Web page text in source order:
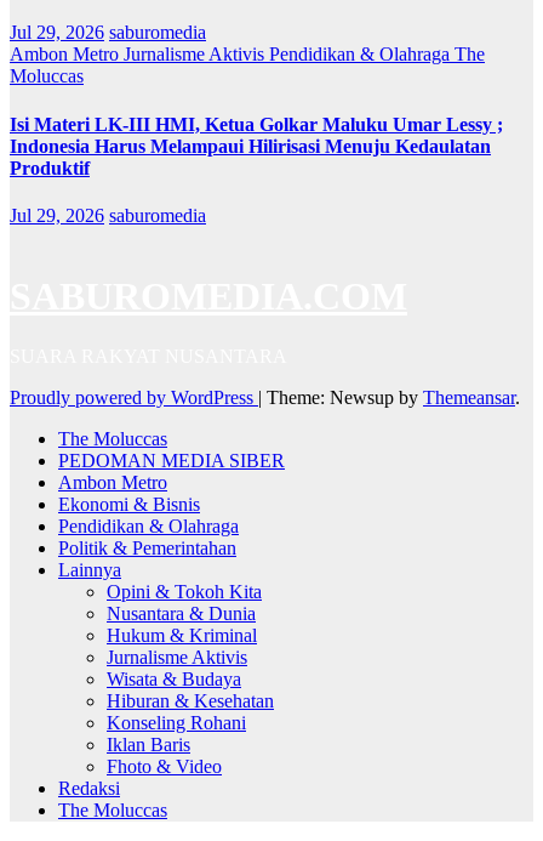
Jul 29, 2026 saburomedia
Ambon Metro Jurnalisme Aktivis Pendidikan & Olahraga The
Moluccas
Isi Materi LK-III HMI, Ketua Golkar Maluku Umar Lessy ;
Indonesia Harus Melampaui Hilirisasi Menuju Kedaulatan
Produktif
Jul 29, 2026 saburomedia
Proudly powered by WordPress | Theme: Newsup by Themeansar.
The Moluccas
PEDOMAN MEDIA SIBER
Ambon Metro
Ekonomi & Bisnis
Pendidikan & Olahraga
Politik & Pemerintahan
Lainnya
Opini & Tokoh Kita
Nusantara & Dunia
Hukum & Kriminal
Jurnalisme Aktivis
Wisata & Budaya
Hiburan & Kesehatan
Konseling Rohani
Iklan Baris
Fhoto & Video
Redaksi
The Moluccas